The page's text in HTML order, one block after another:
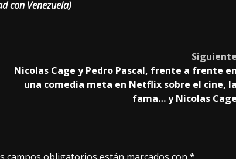
con Venezuela)
Siguiente
Nicolas Cage y Pedro Pascal, frente a frente en
una comedia meta en Netflix sobre el cine, la
fama… y Nicolas Cage